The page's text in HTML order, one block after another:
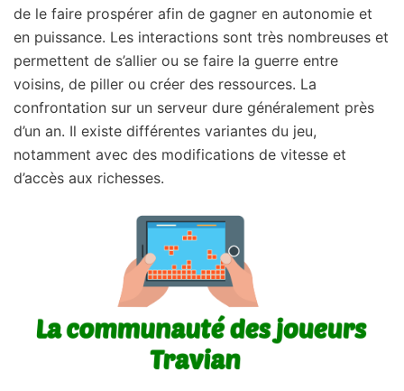
de le faire prospérer afin de gagner en autonomie et
en puissance. Les interactions sont très nombreuses et
permettent de s’allier ou se faire la guerre entre
voisins, de piller ou créer des ressources. La
confrontation sur un serveur dure généralement près
d’un an. Il existe différentes variantes du jeu,
notamment avec des modifications de vitesse et
d’accès aux richesses.